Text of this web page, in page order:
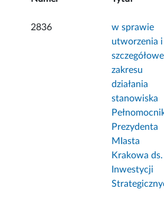
2836
w sprawie
utworzenia i
zakresu
działania
stanowiska
Prezydenta
MIasta
Krakowa ds.
Inwestycji